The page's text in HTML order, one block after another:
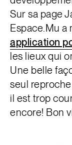
Sur sa page
Espace.Mu a
application
les lieux qui
Une belle
seul
il est trop
encore! Bon